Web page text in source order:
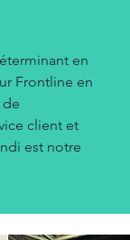
en
Frontline en
de
client et
est notre